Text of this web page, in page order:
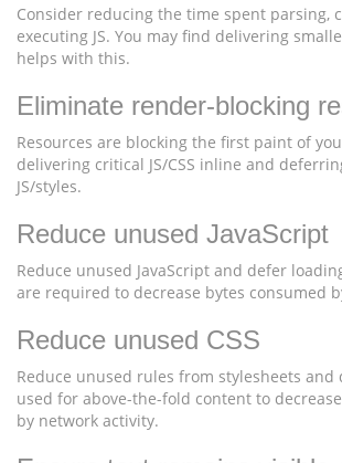
Consider reducing the time spent parsing,
executing JS. You may find delivering
helps with this.
Eliminate render-blocking
Resources are blocking the first paint of
delivering critical JS/CSS inline and
JS/styles.
Reduce unused JavaScript
Reduce unused JavaScript and defer
are required to decrease bytes consumed
Reduce unused CSS
Reduce unused rules from stylesheets and
used for above-the-fold content to
by network activity.